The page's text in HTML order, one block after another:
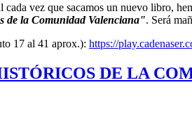
cada vez que sacamos un nuevo libro,
de la Comunidad Valenciana". Será
17 al 41 aprox.): https://
DE LA